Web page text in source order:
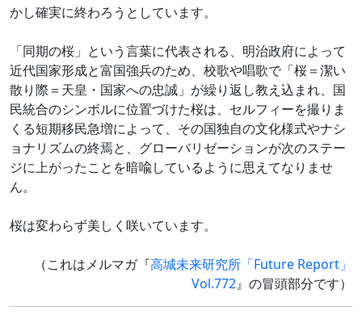
かし確実に終わろうとしています。
「同期の桜」という言葉に代表される、明治政府によって
近代国家形成と富国強兵のため、校歌や唱歌で「桜＝潔い
散り際＝天皇・国家への忠誠」が繰り返し教え込まれ、国
民統合のシンボルに位置づけた桜は、セルフィーを撮りま
くる短期移民急増によって、その国独自の文化様式やナシ
ョナリズムの終焉と、グローバリゼーションが次のステー
ジに上がったことを暗喩しているように思えてなりませ
ん。
桜は変わらず美しく咲いています。
（これはメルマガ『高城未来研究所「Future Report」
Vol.772』の冒頭部分です）